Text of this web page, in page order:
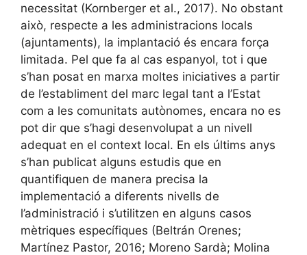
necessitat (Kornberger et al., 2017). No obstant
això, respecte a les administracions locals
(ajuntaments), la implantació és encara força
limitada. Pel que fa al cas espanyol, tot i que
s’han posat en marxa moltes iniciatives a partir
de l’establiment del marc legal tant a l’Estat
com a les comunitats autònomes, encara no es
pot dir que s’hagi desenvolupat a un nivell
adequat en el context local. En els últims anys
s’han publicat alguns estudis que en
quantifiquen de manera precisa la
implementació a diferents nivells de
l’administració i s’utilitzen en alguns casos
mètriques específiques (Beltrán Orenes;
Martínez Pastor, 2016; Moreno Sardà; Molina